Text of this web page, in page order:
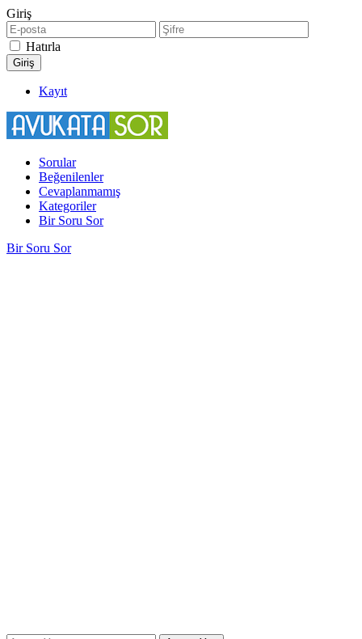
Giriş
Hatırla
Kayıt
Sorular
Beğenilenler
Cevaplanmamış
Kategoriler
Bir Soru Sor
Bir Soru Sor